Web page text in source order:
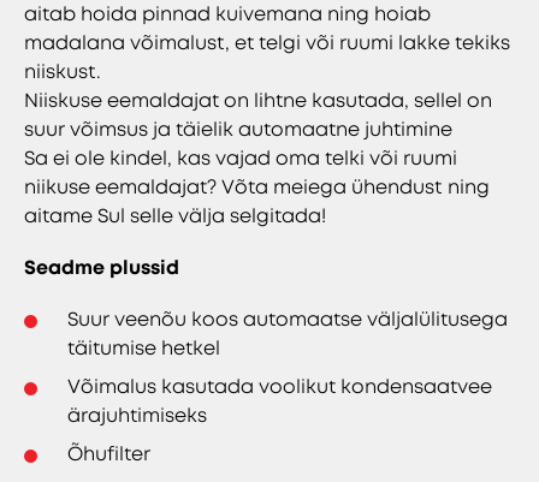
aitab hoida pinnad kuivemana ning hoiab
madalana võimalust, et telgi või ruumi lakke tekiks
niiskust.
Niiskuse eemaldajat on lihtne kasutada, sellel on
suur võimsus ja täielik automaatne juhtimine
Sa ei ole kindel, kas vajad oma telki või ruumi
niikuse eemaldajat? Võta meiega ühendust ning
aitame Sul selle välja selgitada!
Seadme plussid
Suur veenõu koos automaatse väljalülitusega
täitumise hetkel
Võimalus kasutada voolikut kondensaatvee
ärajuhtimiseks
Õhufilter